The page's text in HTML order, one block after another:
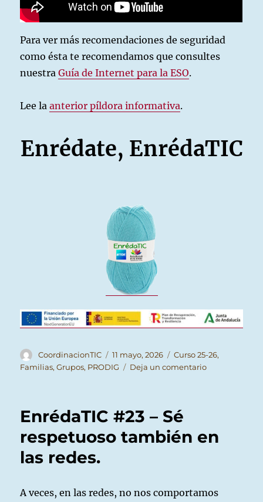
Para ver más recomendaciones de seguridad
como ésta te recomendamos que consultes
nuestraGuía de Internet para la ESO.
Lee laanterior píldora informativa.
Enrédate, EnrédaTIC
Autor
CoordinacionTIC
Publicado
el
11 mayo, 2026 Categorías
Curso 25-26,
Familias,Grupos, PRODIG Deja un comentarioen
del
EnrédaTIC #23 – Sé
respetuoso también en
las redes.
A veces, en las redes, no nos comportamos